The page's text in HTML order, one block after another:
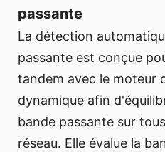
passante
La détection
passante est conçue
tandem avec le moteur
dynamique afin
bande passante sur
réseau. Elle évalue la